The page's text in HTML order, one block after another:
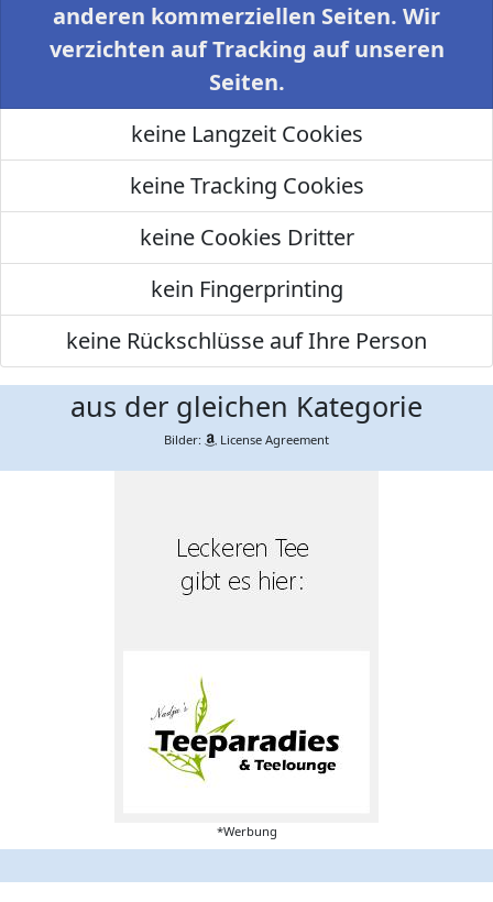
anderen kommerziellen Seiten. Wir
verzichten auf Tracking auf unseren
Seiten.
keine Langzeit Cookies
keine Tracking Cookies
keine Cookies Dritter
kein Fingerprinting
keine Rückschlüsse auf Ihre Person
aus der gleichen Kategorie
Bilder: License Agreement
*Werbung